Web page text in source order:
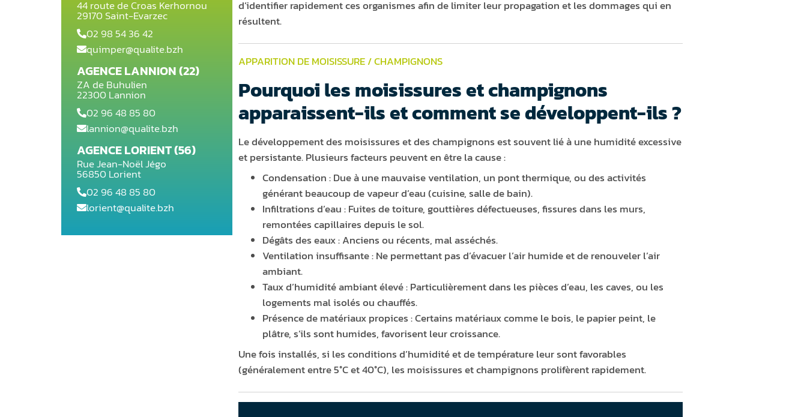
44 route de Croas Kerhornou
29170 Saint-Evarzec
02 98 54 36 42
quimper@qualite.bzh
AGENCE LANNION (22)
ZA de Buhulien
22300 Lannion
02 96 48 85 80
lannion@qualite.bzh
AGENCE LORIENT (56)
Rue Jean-Noël Jégo
56850 Lorient
02 96 48 85 80
lorient@qualite.bzh
d’identifier rapidement ces organismes afin de limiter leur propagation et les dommages qui en
résultent.
APPARITION DE MOISISSURE / CHAMPIGNONS
Pourquoi les moisissures et champignons
apparaissent-ils et comment se développent-ils ?
Le développement des moisissures et des champignons est souvent lié à une humidité excessive
et persistante. Plusieurs facteurs peuvent en être la cause :
Condensation : Due à une mauvaise ventilation, un pont thermique, ou des activités
générant beaucoup de vapeur d’eau (cuisine, salle de bain).
Infiltrations d’eau : Fuites de toiture, gouttières défectueuses, fissures dans les murs,
remontées capillaires depuis le sol.
Dégâts des eaux : Anciens ou récents, mal asséchés.
Ventilation insuffisante : Ne permettant pas d’évacuer l’air humide et de renouveler l’air
ambiant.
Taux d’humidité ambiant élevé : Particulièrement dans les pièces d’eau, les caves, ou les
logements mal isolés ou chauffés.
Présence de matériaux propices : Certains matériaux comme le bois, le papier peint, le
plâtre, s’ils sont humides, favorisent leur croissance.
Une fois installés, si les conditions d’humidité et de température leur sont favorables
(généralement entre 5°C et 40°C), les moisissures et champignons prolifèrent rapidement.